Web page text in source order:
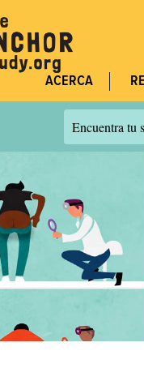
ACERCA
Encuentra tu